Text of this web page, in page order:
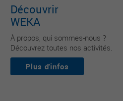
Découvrir
WEKA
À propos, qui sommes-nous ?
Découvrez toutes nos activités.
Plus d'infos